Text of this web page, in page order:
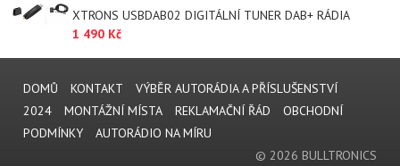
XTRONS USBDAB02 DIGITÁLNÍ TUNER DAB+ RÁDIA
1 490 Kč
DOMŮ KONTAKT
VÝBĚR AUTORÁDIA A PŘÍSLUŠENSTVÍ
2024
MONTÁŽNÍ MÍSTA REKLAMAČNÍ ŘÁD
OBCHODNÍ
PODMÍNKY
AUTORÁDIO NA MÍRU
© 2026 BULLTRONICS